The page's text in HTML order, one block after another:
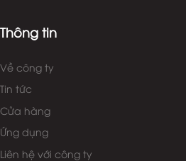
Thông tin
Về công ty
Tin tức
Cửa hàng
Ứng dụng
Liên hệ với công ty